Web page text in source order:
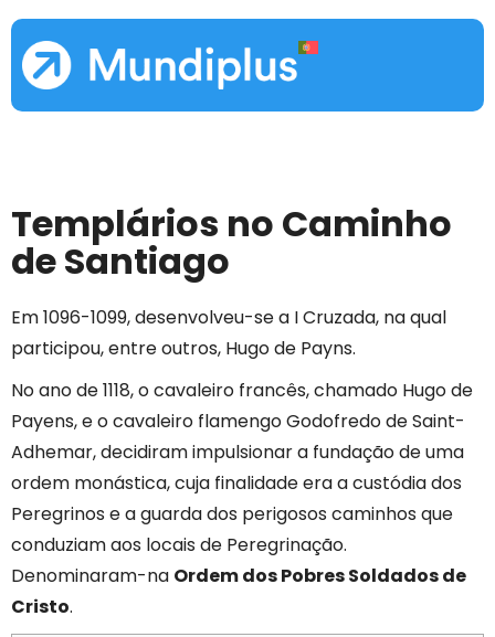
Templários no Caminho
de Santiago
Em 1096-1099, desenvolveu-se a I Cruzada, na qual
participou, entre outros, Hugo de Payns.
No ano de 1118, o cavaleiro francês, chamado Hugo de
Payens, e o cavaleiro flamengo Godofredo de Saint-
Adhemar, decidiram impulsionar a fundação de uma
ordem monástica, cuja finalidade era a custódia dos
Peregrinos e a guarda dos perigosos caminhos que
conduziam aos locais de Peregrinação.
Denominaram-na Ordem dos Pobres Soldados de
Cristo.